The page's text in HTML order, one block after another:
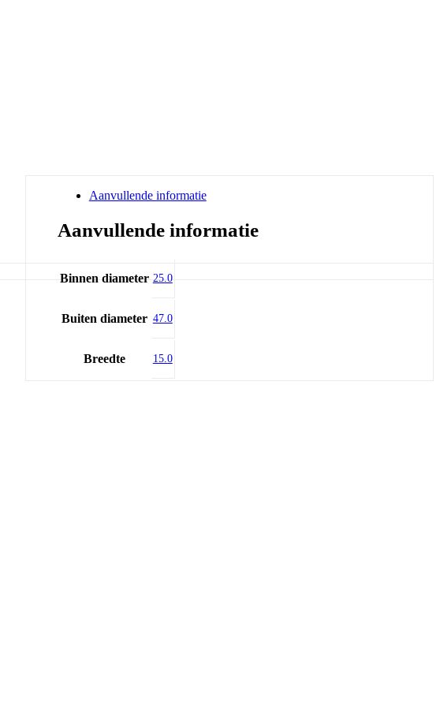
Aanvullende informatie
Aanvullende informatie
Binnen diameter 25.0
Buiten diameter 47.0
Breedte 15.0